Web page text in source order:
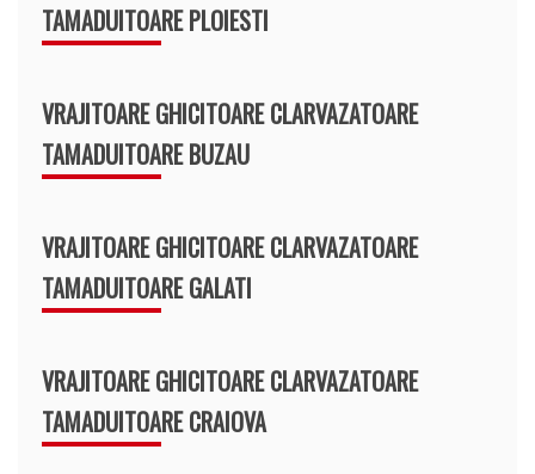
TAMADUITOARE PLOIESTI
VRAJITOARE GHICITOARE CLARVAZATOARE
TAMADUITOARE BUZAU
VRAJITOARE GHICITOARE CLARVAZATOARE
TAMADUITOARE GALATI
VRAJITOARE GHICITOARE CLARVAZATOARE
TAMADUITOARE CRAIOVA